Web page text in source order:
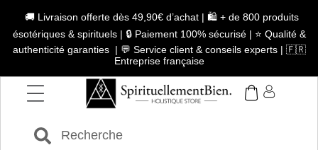
🚚 Livraison offerte dès 49,90€ d’achat | 🛍️ + de 800 produits
ésotériques & spirituels | 🔒 Paiement 100% sécurisé | ⭐ Qualité &
authenticité garanties | 💬 Service client & conseils experts | 🇫🇷
Entreprise française